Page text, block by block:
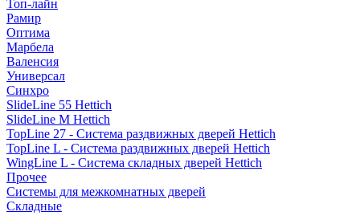
Топ-лайн
Рамир
Оптима
Марбела
Валенсия
Универсал
Синхро
SlideLine 55 Hettich
SlideLine M Hettich
TopLine 27 - Система раздвижных дверей Hettich
TopLine L - Система раздвижных дверей Hettich
WingLine L - Система складных дверей Hettich
Прочее
Системы для межкомнатных дверей
Складные